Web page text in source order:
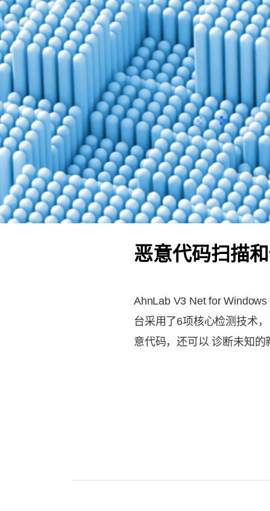
이전 确定
恶意代码扫描
AhnLab V3 Net for
台采用了6项核心检测技术
意代码，还可以 诊断未知的